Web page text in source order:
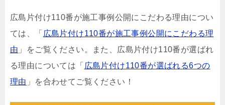
広島片付け110番が施工事例公開にこだわる理由につい
ては、「 広島片付け110番が施工事例公開にこだわる理
由 」をご覧ください。また、広島片付け110番が選ばれ
る理由については「 広島片付け110番が選ばれる6つの
理由 」を合わせてご覧ください！